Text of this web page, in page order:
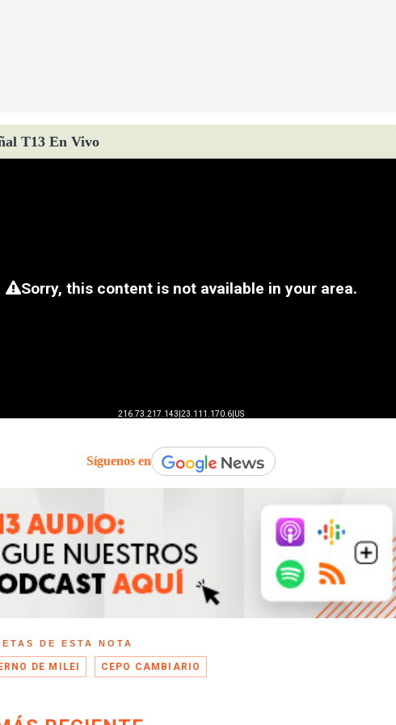
T13 En Vivo
Síguenos en
DE ESTA NOTA
DE MILEI CEPO CAMBIARIO